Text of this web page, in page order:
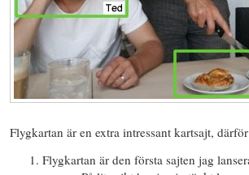
Flygkartan är en extra intressant kartsajt,
Flygkartan är den första sajten jag